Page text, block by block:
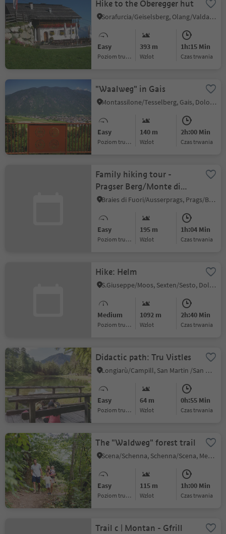
Hike to the Oberegger hut
Sorafurcia/Geiselsberg, Olang/Valdaora, Dolomites Region Kronplatz/Plan de Corones
Easy
Poziom trudności
393 m
Wzlot
1h:15 Min
czas trwania
"Waalweg" in Gais
Montassilone/Tesselberg, Gais, Dolomites Region Kronplatz/Plan de Corones
Easy
Poziom trudności
140 m
Wzlot
2h:00 Min
czas trwania
Family hiking tour -
Pragser Berg/Monte di
Braies
Braies di Fuori/Ausserprags, Prags/Braies, Dolomites Region 3 Zinnen
Easy
Poziom trudności
195 m
Wzlot
1h:04 Min
czas trwania
Hike: Helm
S.Giuseppe/Moos, Sexten/Sesto, Dolomites Region 3 Zinnen
Medium
Poziom trudności
1092 m
Wzlot
2h:40 Min
czas trwania
Didactic path: Tru Vistles
Longiarù/Campill, San Martin /San Martino, Dolomites Region Kronplatz/Plan de Corones
Easy
Poziom trudności
64 m
Wzlot
0h:55 Min
czas trwania
The "Waldweg" forest trail
Scena/Schenna, Schenna/Scena, Meran/Merano and environs
Easy
Poziom trudności
115 m
Wzlot
1h:00 Min
czas trwania
Trail c | Montan - Gfrill